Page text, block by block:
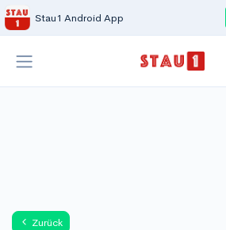
Stau1 Android App
Zurück